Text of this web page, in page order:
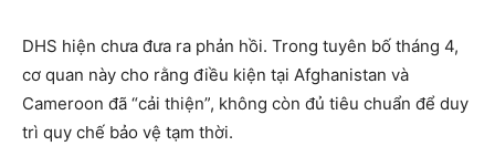
DHS hiện chưa đưa ra phản hồi. Trong tuyên bố tháng 4,
cơ quan này cho rằng điều kiện tại Afghanistan và
Cameroon đã “cải thiện”, không còn đủ tiêu chuẩn để duy
trì quy chế bảo vệ tạm thời.